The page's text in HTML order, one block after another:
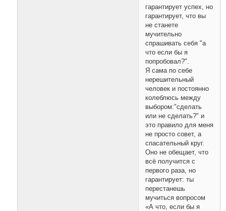
гарантирует успех, но
гарантирует, что вы
не станете
мучительно
спрашивать себя "а
что если бы я
попробовал?".
Я сама по себе
нерешительный
человек и постоянно
колеблюсь между
выбором:"сделать
или не сделать?" и
это правило для меня
не просто совет, а
спасательный круг.
Оно не обещает, что
всё получится с
первого раза, но
гарантирует: ты
перестанешь
мучиться вопросом
«А что, если бы я